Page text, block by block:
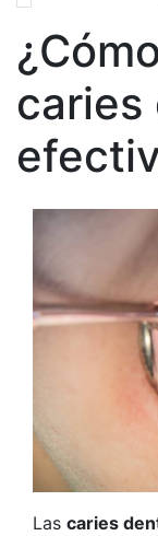
caries
Las caries